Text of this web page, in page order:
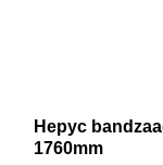
Hepyc
1760mm